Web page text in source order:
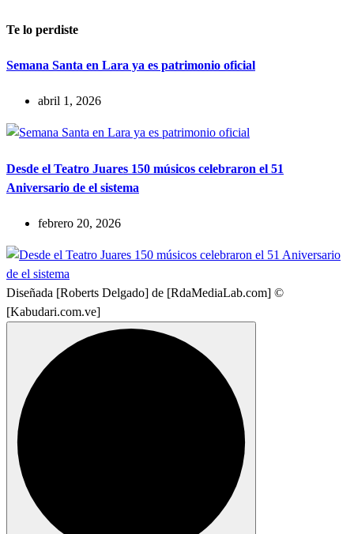
Te lo perdiste
Semana Santa en Lara ya es patrimonio oficial
abril 1, 2026
Desde el Teatro Juares 150 músicos celebraron el 51
Aniversario de el sistema
febrero 20, 2026
Diseñada [Roberts Delgado] de [RdaMediaLab.com] ©
[Kabudari.com.ve]